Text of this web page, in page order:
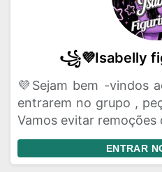
꧁💜Isabelly
💜Sejam bem -vindos
entrarem no grupo ,
Vamos evitar remoções
ENTRAR